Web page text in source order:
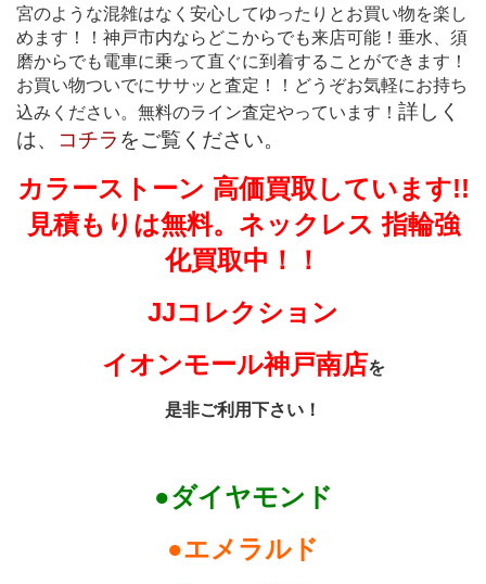
宮のような混雑はなく安心してゆったりとお買い物を楽し
めます！！神戸市内ならどこからでも来店可能！垂水、須
磨からでも電車に乗って直ぐに到着することができます！
お買い物ついでにササッと査定！！どうぞお気軽にお持ち
込みください。無料のライン査定やっています！ 詳しく
は、
コチラ をご覧ください。
カラーストーン 高価買取しています!!
見積もりは無料。ネックレス 指輪強
化買取中！！
JJコレクション
イオンモール神戸南店を
是非ご利用下さい！
●ダイヤモンド
●エメラルド